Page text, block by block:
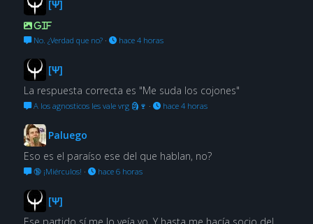
[Ψ]
GIF
No. ¿Verdad que no?· hace 4 horas
[Ψ]
La respuesta correcta es "Me suda los cojones"
A los agnosticos les vale vrg 🗿🍷 · hace 4 horas
Paluego
Eso es el paraíso ese del que hablan, no?
🔞 ¡Miérculos! · hace 6 horas
[Ψ]
Ese partido sí me lo veía yo. Y hasta me hacía socio del